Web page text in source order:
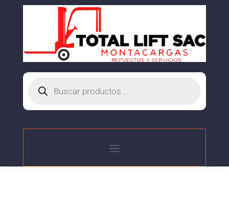
productos